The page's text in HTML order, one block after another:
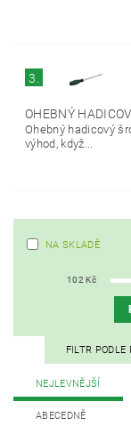
3.
OHEBNÝ
Ohebný hadicový
výhod, když...
NA SKLADĚ
102 Kč
FILTR PODLE
NEJLEVNĚJŠÍ
ABECEDNĚ